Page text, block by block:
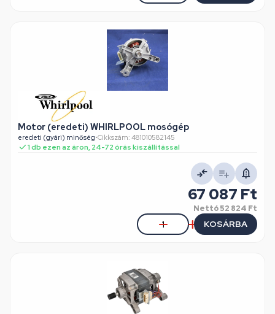
Motor (eredeti) WHIRLPOOL mosógép
eredeti (gyári) minőség•Cikkszám: 481010582145
1 db ezen az áron, 24-72 órás kiszállítással
67 087 Ft
Nettó52 824 Ft
KOSÁRBA